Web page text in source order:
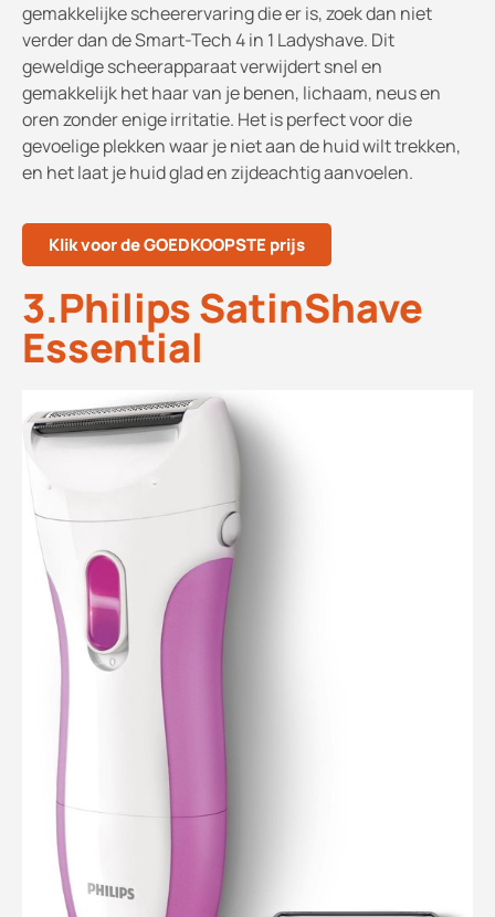
gemakkelijke scheerervaring die er is, zoek dan niet
verder dan de Smart-Tech 4 in 1 Ladyshave. Dit
geweldige scheerapparaat verwijdert snel en
gemakkelijk het haar van je benen, lichaam, neus en
oren zonder enige irritatie. Het is perfect voor die
gevoelige plekken waar je niet aan de huid wilt trekken,
en het laat je huid glad en zijdeachtig aanvoelen.
Klik voor de GOEDKOOPSTE prijs
3.Philips SatinShave
Essential